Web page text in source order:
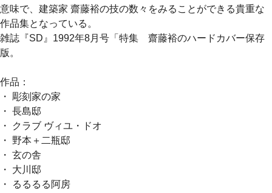
意味で、建築家 齋藤裕の技の数々をみることができる貴重な
作品集となっている。
雑誌『SD』1992年8月号「特集 齋藤裕のハードカバー保存
版。
作品：
・ 彫刻家の家
・ 長島邸
・ クラブ ヴィユ・ドオ
・ 野本＋二瓶邸
・ 玄の舎
・ 大川邸
・ るるるる阿房